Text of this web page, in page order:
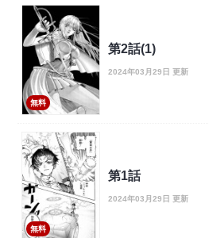
無料
第2話(1)
2024年03月29日 更新
無料
第1話
2024年03月29日 更新